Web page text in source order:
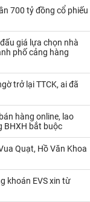
Phân bón
Sắt thép
Thức ăn chăn nuôi
Tôm
Xăng dầu
700 tỷ đồng cổ phiếu
giá lựa chọn nhà
phố cảng hàng
trở lại TTCK, ai đã
hàng online, lao
BHXH bắt buộc
Quạt, Hồ Văn Khoa
khoán EVS xin từ